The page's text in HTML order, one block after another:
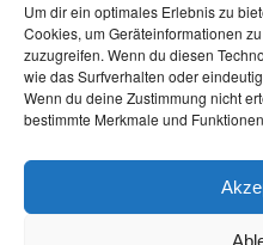
Um dir ein optimales Erlebnis zu
Cookies, um Geräteinformationen
zuzugreifen. Wenn du diesen
wie das Surfverhalten oder
Wenn du deine Zustimmung nicht
bestimmte Merkmale und
Kinder- und Jugendtraining ab
Achtung! An diesen Tagen ist
und ist für das Kindertraining
Lesezeichen zumPermalink.